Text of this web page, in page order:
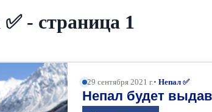
- страница 1
29 сентября 2021 г.• Непал ✅
Непал будет